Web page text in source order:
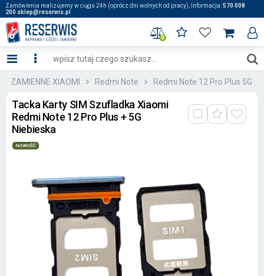
Zamówienia realizujemy w ciągu 24h (oprócz dni wolnych od pracy), Informacja:570 008
200 sklep@reserwis.pl
0
ZAMIENNE XIAOMI Redmi Note Redmi Note 12 Pro Plus 5G
Tacka Karty SIM Szufladka Xiaomi
Redmi Note 12 Pro Plus + 5G
Niebieska
NOWOŚĆ